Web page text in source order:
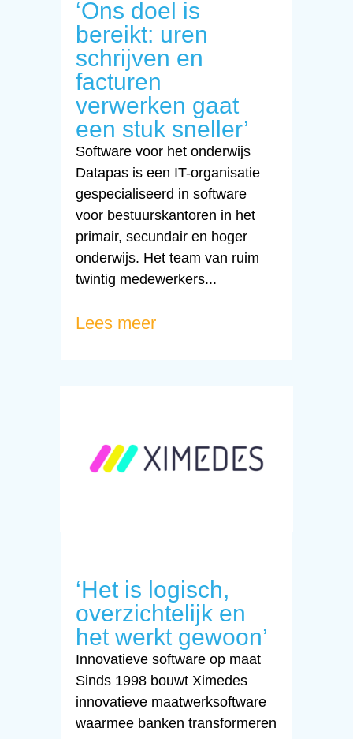
‘Ons doel is
bereikt: uren
schrijven en
facturen
verwerken gaat
een stuk sneller’
Software voor het onderwijs
Datapas is een IT-organisatie
gespecialiseerd in software
voor bestuurskantoren in het
primair, secundair en hoger
onderwijs. Het team van ruim
twintig medewerkers...
Lees meer
‘Het is logisch,
overzichtelijk en
het werkt gewoon’
Innovatieve software op maat
Sinds 1998 bouwt Ximedes
innovatieve maatwerksoftware
waarmee banken transformeren